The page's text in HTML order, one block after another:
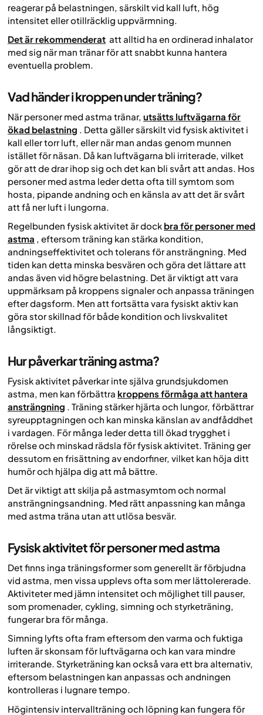
reagerar på belastningen, särskilt vid kall luft, hög
intensitet eller otillräcklig uppvärmning.
Det är rekommenderat att alltid ha en ordinerad inhalator
med sig när man tränar för att snabbt kunna hantera
eventuella problem.
Vad händer i kroppen under träning?
När personer med astma tränar, utsätts luftvägarna för
ökad belastning
. Detta gäller särskilt vid fysisk aktivitet i
kall eller torr luft, eller när man andas genom munnen
istället för näsan. Då kan luftvägarna bli irriterade, vilket
gör att de drar ihop sig och det kan bli svårt att andas. Hos
personer med astma leder detta ofta till symtom som
hosta, pipande andning och en känsla av att det är svårt
att få ner luft i lungorna.
Regelbunden fysisk aktivitet är dock bra för personer med
astma , eftersom träning kan stärka kondition,
andningseffektivitet och tolerans för ansträngning. Med
tiden kan detta minska besvären och göra det lättare att
andas även vid högre belastning. Det är viktigt att vara
uppmärksam på kroppens signaler och anpassa träningen
efter dagsform. Men att fortsätta vara fysiskt aktiv kan
göra stor skillnad för både kondition och livskvalitet
långsiktigt.
Hur påverkar träning astma?
Fysisk aktivitet påverkar inte själva grundsjukdomen
astma, men kan förbättra kroppens förmåga att hantera
ansträngning
. Träning stärker hjärta och lungor, förbättrar
syreupptagningen och kan minska känslan av andfåddhet
i vardagen. För många leder detta till ökad trygghet i
rörelse och minskad rädsla för fysisk aktivitet. Träning ger
dessutom en frisättning av endorfiner, vilket kan höja ditt
humör och hjälpa dig att må bättre.
Det är viktigt att skilja på astmasymtom och normal
ansträngningsandning. Med rätt anpassning kan många
med astma träna utan att utlösa besvär.
Fysisk aktivitet för personer med astma
Det finns inga träningsformer som generellt är förbjudna
vid astma, men vissa upplevs ofta som mer lättolererade.
Aktiviteter med jämn intensitet och möjlighet till pauser,
som promenader, cykling, simning och styrketräning,
fungerar bra för många.
Simning lyfts ofta fram eftersom den varma och fuktiga
luften är skonsam för luftvägarna och kan vara mindre
irriterande. Styrketräning kan också vara ett bra alternativ,
eftersom belastningen kan anpassas och andningen
kontrolleras i lugnare tempo.
Högintensiv intervallträning och löpning kan fungera för